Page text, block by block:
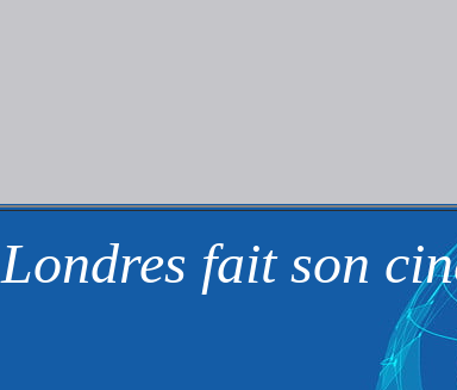
Londres fait son